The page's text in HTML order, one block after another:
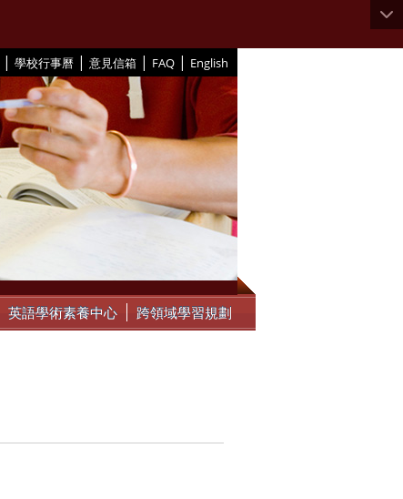
| 學校行事曆 | 意見信箱 | FAQ | English
英語學術素養中心 跨領域學習規劃